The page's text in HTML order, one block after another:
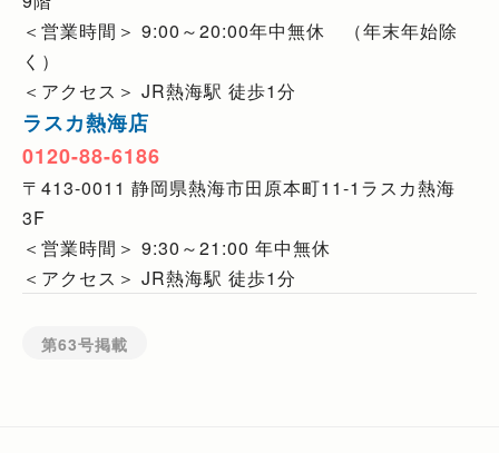
＜営業時間＞ 9:00～20:00年中無休 （年末年始除
く）
＜アクセス＞ JR熱海駅 徒歩1分
ラスカ熱海店
0120-88-6186
〒413-0011 静岡県熱海市田原本町11-1ラスカ熱海
3F
＜営業時間＞ 9:30～21:00 年中無休
＜アクセス＞ JR熱海駅 徒歩1分
第63号掲載